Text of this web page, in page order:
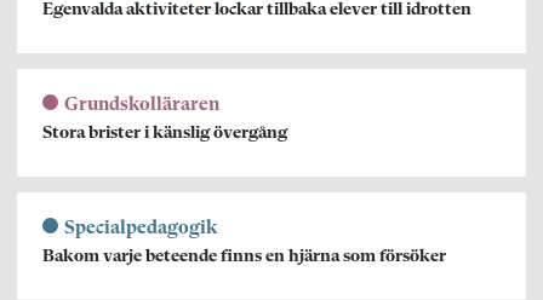
Egenvalda aktiviteter lockar tillbaka elever till idrotten
Grundskolläraren
Stora brister i känslig övergång
Specialpedagogik
Bakom varje beteende finns en hjärna som försöker